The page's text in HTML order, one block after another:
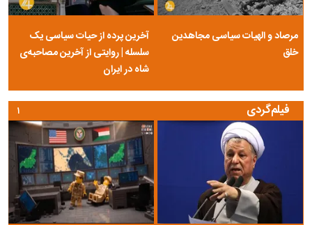
مرصاد و الهیات سیاسی مجاهدین
خلق
آخرین پرده از حیات سیاسی یک
سلسله | روایتی از آخرین مصاحبه‌ی
شاه در ایران
فیلم‌گردی ۱